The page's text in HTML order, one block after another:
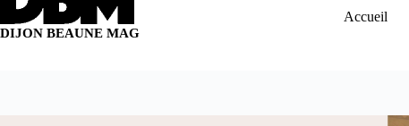
DIJON BEAUNE MAG
Accueil